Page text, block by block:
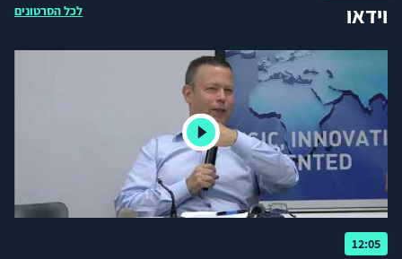
וידאו לכל הסרטונים
12:05